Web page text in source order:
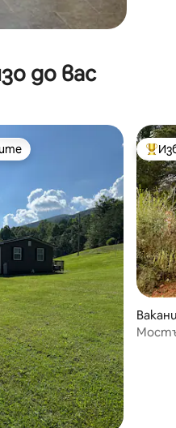
до вас
на гостите Най-
on